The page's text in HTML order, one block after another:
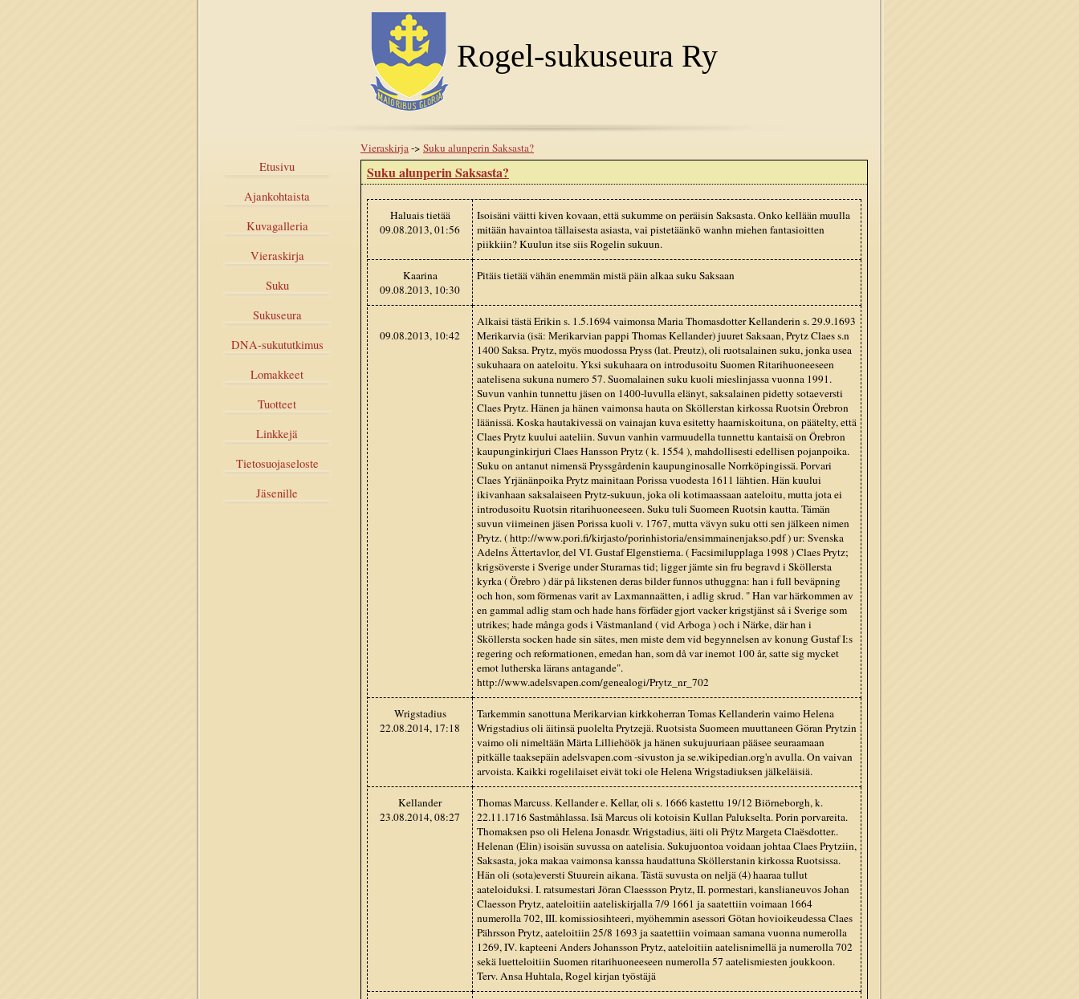
Rogel-sukuseura Ry
Etusivu
Ajankohtaista
Kuvagalleria
Vieraskirja
Suku
Sukuseura
DNA-sukututkimus
Lomakkeet
Tuotteet
Linkkejä
Tietosuojaseloste
Jäsenille
Vieraskirja-> Suku alunperin Saksasta?
Suku alunperin Saksasta?
Haluais tietää
09.08.2013, 01:56
Isoisäni väitti kiven kovaan, että sukumme on peräisin Saksasta. Onko kellään muulla
mitään havaintoa tällaisesta asiasta, vai pistetäänkö wanhn miehen fantasioitten
piikkiin? Kuulun itse siis Rogelin sukuun.
Kaarina
09.08.2013, 10:30
Pitäis tietää vähän enemmän mistä päin alkaa suku Saksaan
09.08.2013, 10:42
Alkaisi tästä Erikin s. 1.5.1694 vaimonsa Maria Thomasdotter Kellanderin s. 29.9.1693
Merikarvia (isä: Merikarvian pappi Thomas Kellander) juuret Saksaan, Prytz Claes s.n
1400 Saksa. Prytz, myös muodossa Pryss (lat. Preutz), oli ruotsalainen suku, jonka usea
sukuhaara on aateloitu. Yksi sukuhaara on introdusoitu Suomen Ritarihuoneeseen
aatelisena sukuna numero 57. Suomalainen suku kuoli mieslinjassa vuonna 1991.
Suvun vanhin tunnettu jäsen on 1400-luvulla elänyt, saksalainen pidetty sotaeversti
Claes Prytz. Hänen ja hänen vaimonsa hauta on Sköllerstan kirkossa Ruotsin Örebron
läänissä. Koska hautakivessä on vainajan kuva esitetty haarniskoituna, on päätelty, että
Claes Prytz kuului aateliin. Suvun vanhin varmuudella tunnettu kantaisä on Örebron
kaupunginkirjuri Claes Hansson Prytz ( k. 1554 ), mahdollisesti edellisen pojanpoika.
Suku on antanut nimensä Pryssgårdenin kaupunginosalle Norrköpingissä. Porvari
Claes Yrjänänpoika Prytz mainitaan Porissa vuodesta 1611 lähtien. Hän kuului
ikivanhaan saksalaiseen Prytz-sukuun, joka oli kotimaassaan aateloitu, mutta jota ei
introdusoitu Ruotsin ritarihuoneeseen. Suku tuli Suomeen Ruotsin kautta. Tämän
suvun viimeinen jäsen Porissa kuoli v. 1767, mutta vävyn suku otti sen jälkeen nimen
Prytz. ( http://www.pori.fi/kirjasto/porinhistoria/ensimmainenjakso.pdf ) ur: Svenska
Adelns Ättertavlor, del VI. Gustaf Elgenstierna. ( Facsimilupplaga 1998 ) Claes Prytz;
krigsöverste i Sverige under Sturarnas tid; ligger jämte sin fru begravd i Sköllersta
kyrka ( Örebro ) där på likstenen deras bilder funnos uthuggna: han i full beväpning
och hon, som förmenas varit av Laxmannaätten, i adlig skrud. " Han var härkommen av
en gammal adlig stam och hade hans förfäder gjort vacker krigstjänst så i Sverige som
utrikes; hade många gods i Västmanland ( vid Arboga ) och i Närke, där han i
Sköllersta socken hade sin sätes, men miste dem vid begynnelsen av konung Gustaf I:s
regering och reformationen, emedan han, som då var inemot 100 år, satte sig mycket
emot lutherska lärans antagande".
http://www.adelsvapen.com/genealogi/Prytz_nr_702
Wrigstadius
22.08.2014, 17:18
Tarkemmin sanottuna Merikarvian kirkkoherran Tomas Kellanderin vaimo Helena
Wrigstadius oli äitinsä puolelta Prytzejä. Ruotsista Suomeen muuttaneen Göran Prytzin
vaimo oli nimeltään Märta Lilliehöök ja hänen sukujuuriaan pääsee seuraamaan
pitkälle taaksepäin adelsvapen.com -sivuston ja se.wikipedian.org'n avulla. On vaivan
arvoista. Kaikki rogelilaiset eivät toki ole Helena Wrigstadiuksen jälkeläisiä.
Kellander
23.08.2014, 08:27
Thomas Marcuss. Kellander e. Kellar, oli s. 1666 kastettu 19/12 Biörneborgh, k.
22.11.1716 Sastmåhlassa. Isä Marcus oli kotoisin Kullan Palukselta. Porin porvareita.
Thomaksen pso oli Helena Jonasdr. Wrigstadius, äiti oli Prÿtz Margeta Claësdotter..
Helenan (Elin) isoisän suvussa on aatelisia. Sukujuontoa voidaan johtaa Claes Prytziin,
Saksasta, joka makaa vaimonsa kanssa haudattuna Sköllerstanin kirkossa Ruotsissa.
Hän oli (sota)eversti Stuurein aikana. Tästä suvusta on neljä (4) haaraa tullut
aateloiduksi. I. ratsumestari Jöran Claessson Prytz, II. pormestari, kanslianeuvos Johan
Claesson Prytz, aateloitiin aateliskirjalla 7/9 1661 ja saatettiin voimaan 1664
numerolla 702, III. komissiosihteeri, myöhemmin asessori Götan hovioikeudessa Claes
Pährsson Prytz, aateloitiin 25/8 1693 ja saatettiin voimaan samana vuonna numerolla
1269, IV. kapteeni Anders Johansson Prytz, aateloitiin aatelisnimellä ja numerolla 702
sekä luetteloitiin Suomen ritarihuoneeseen numerolla 57 aatelismiesten joukkoon.
Terv. Ansa Huhtala, Rogel kirjan työstäjä